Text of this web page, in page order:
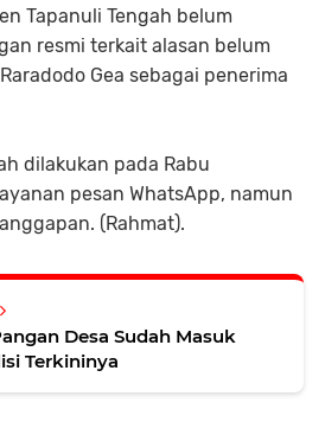
Tapanuli Tengah belum
resmi terkait alasan belum
Gea sebagai penerima
dilakukan pada Rabu
pesan WhatsApp, namun
(Rahmat).
Desa Sudah Masuk
Terkininya